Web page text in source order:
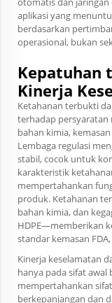
aplikasi yang
berdasarkan
operasional, bukan
Kepatuhan
Kinerja
Ketahanan terbukti
terhadap persyaratan
bahan kimia,
Lembaga regulasi
stabil, cocok untuk
karakteristik
mempertahankan
produk. Ketahanan
bahan kimia, dan
HDPE—memberikan
standar kemasan
Kinerja keselamatan
hanya pada sifat
mempertahankan
berkepanjangan dan